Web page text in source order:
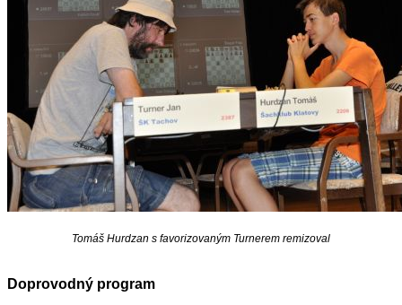
Tomáš Hurdzan s favorizovaným Turnerem remizoval
Doprovodný program